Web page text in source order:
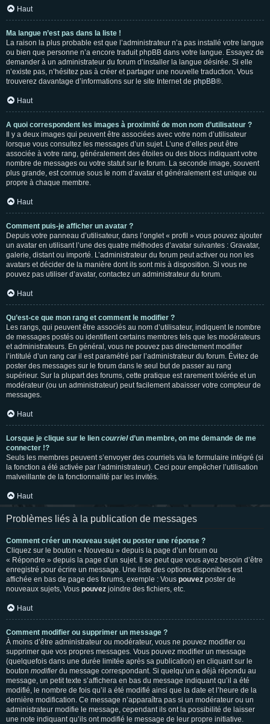
Haut
Ma langue n’est pas dans la liste !
La raison la plus probable est que l’administrateur n’a pas installé votre langue
ou bien que personne n’a encore traduit phpBB dans votre langue. Essayez de
demander à un administrateur du forum d’installer la langue désirée. Si elle
n’existe pas, n’hésitez pas à créer et partager une nouvelle traduction. Vous
trouverez davantage d’informations sur le site Internet de phpBB®.
Haut
A quoi correspondent les images à proximité de mon nom d’utilisateur ?
Il y a deux images qui peuvent être associées avec votre nom d’utilisateur
lorsque vous consultez les messages d’un sujet. L’une d’elles peut être
associée à votre rang, généralement des étoiles ou des blocs indiquant votre
nombre de messages ou votre statut sur le forum. La seconde image, souvent
plus grande, est connue sous le nom d’avatar et généralement est unique ou
propre à chaque membre.
Haut
Comment puis-je afficher un avatar ?
Depuis votre panneau d’utilisateur, dans l’onglet « profil » vous pouvez ajouter
un avatar en utilisant l’une des quatre méthodes d’avatar suivantes : Gravatar,
galerie, distant ou importé. L’administrateur du forum peut activer ou non les
avatars et décider de la manière dont ils sont mis à disposition. Si vous ne
pouvez pas utiliser d’avatar, contactez un administrateur du forum.
Haut
Qu’est-ce que mon rang et comment le modifier ?
Les rangs, qui peuvent être associés au nom d’utilisateur, indiquent le nombre
de messages postés ou identifient certains membres tels que les modérateurs
et administrateurs. En général, vous ne pouvez pas directement modifier
l’intitulé d’un rang car il est paramétré par l’administrateur du forum. Évitez de
poster des messages sur le forum dans le seul but de passer au rang
supérieur. Sur la plupart des forums, cette pratique est rarement tolérée et un
modérateur (ou un administrateur) peut facilement abaisser votre compteur de
messages.
Haut
Lorsque je clique sur le lien courrield’un membre, on me demande de me
connecter !?
Seuls les membres peuvent s’envoyer des courriels via le formulaire intégré (si
la fonction a été activée par l’administrateur). Ceci pour empêcher l’utilisation
malveillante de la fonctionnalité par les invités.
Haut
Problèmes liés à la publication de messages
Comment créer un nouveau sujet ou poster une réponse ?
Cliquez sur le bouton « Nouveau » depuis la page d’un forum ou
« Répondre » depuis la page d’un sujet. Il se peut que vous ayez besoin d’être
enregistré pour écrire un message. Une liste des options disponibles est
affichée en bas de page des forums, exemple : Vous pouvez poster de
nouveaux sujets, Vous pouvez joindre des fichiers, etc.
Haut
Comment modifier ou supprimer un message ?
À moins d’être administrateur ou modérateur, vous ne pouvez modifier ou
supprimer que vos propres messages. Vous pouvez modifier un message
(quelquefois dans une durée limitée après sa publication) en cliquant sur le
bouton modifierdu message correspondant. Si quelqu’un a déjà répondu au
message, un petit texte s’affichera en bas du message indiquant qu’il a été
modifié, le nombre de fois qu’il a été modifié ainsi que la date et l’heure de la
dernière modification. Ce message n’apparaîtra pas si un modérateur ou un
administrateur modifie le message, cependant ils ont la possibilité de laisser
une note indiquant qu’ils ont modifié le message de leur propre initiative.